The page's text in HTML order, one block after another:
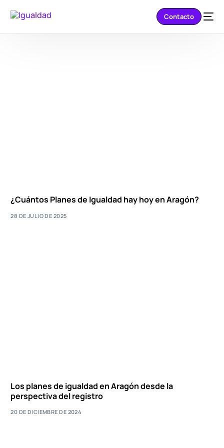
Contacto
¿Cuántos Planes de Igualdad hay hoy en Aragón?
28 DE JULIO DE 2025
Los planes de igualdad en Aragón desde la
perspectiva del registro
20 DE DICIEMBRE DE 2024